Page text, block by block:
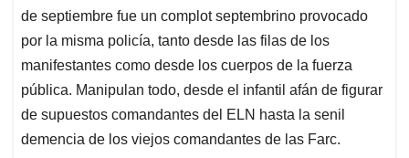
de septiembre fue un complot septembrino provocado
por la misma policía, tanto desde las filas de los
manifestantes como desde los cuerpos de la fuerza
pública. Manipulan todo, desde el infantil afán de figurar
de supuestos comandantes del ELN hasta la senil
demencia de los viejos comandantes de las Farc.